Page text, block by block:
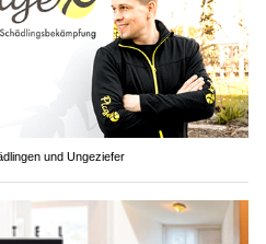
und Ungeziefer